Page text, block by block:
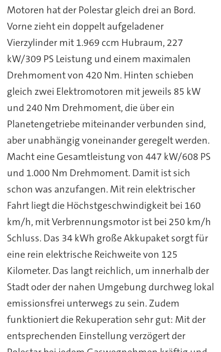
Motoren hat der Polestar gleich drei an Bord.
Vorne zieht ein doppelt aufgeladener
Vierzylinder mit 1.969 ccm Hubraum, 227
kW/309 PS Leistung und einem maximalen
Drehmoment von 420 Nm. Hinten schieben
gleich zwei Elektromotoren mit jeweils 85 kW
und 240 Nm Drehmoment, die über ein
Planetengetriebe miteinander verbunden sind,
aber unabhängig voneinander geregelt werden.
Macht eine Gesamtleistung von 447 kW/608 PS
und 1.000 Nm Drehmoment. Damit ist sich
schon was anzufangen. Mit rein elektrischer
Fahrt liegt die Höchstgeschwindigkeit bei 160
km/h, mit Verbrennungsmotor ist bei 250 km/h
Schluss. Das 34 kWh große Akkupaket sorgt für
eine rein elektrische Reichweite von 125
Kilometer. Das langt reichlich, um innerhalb der
Stadt oder der nahen Umgebung durchweg lokal
emissionsfrei unterwegs zu sein. Zudem
funktioniert die Rekuperation sehr gut: Mit der
entsprechenden Einstellung verzögert der